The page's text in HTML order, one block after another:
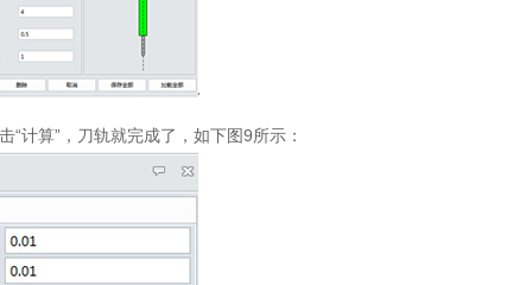
计算”，刀轨就完成了，如下图9所示：